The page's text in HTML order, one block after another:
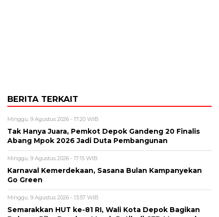
BERITA TERKAIT
Minggu, 9 Agustus 2026 - 17:20 WIB
Tak Hanya Juara, Pemkot Depok Gandeng 20 Finalis
Abang Mpok 2026 Jadi Duta Pembangunan
Minggu, 9 Agustus 2026 - 17:15 WIB
Karnaval Kemerdekaan, Sasana Bulan Kampanyekan
Go Green
Minggu, 9 Agustus 2026 - 13:57 WIB
Semarakkan HUT ke-81 RI, Wali Kota Depok Bagikan